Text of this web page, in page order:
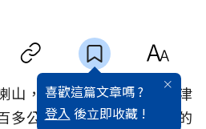
喜歡這篇文章嗎 ?
登入 後立即收藏 !
山，流經九省而到山東利津
多公里，是中國歷史文化的